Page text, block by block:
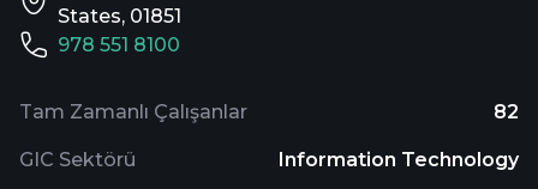
States, 01851
978 551 8100
Tam Zamanlı Çalışanlar 82
GIC Sektörü Information Technology